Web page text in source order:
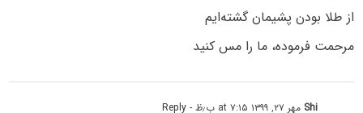
از طلا بودن پشیمان گشته‌ایم
مرحمت فرموده، ما را مس کنید
Shi مهر ۲۷, ۱۳۹۹ at ۷:۱۵ ب٫ظ - Reply